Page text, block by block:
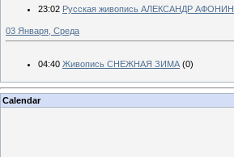
23:02 Русская живопись АЛЕКСАНДР АФОНИН
03 Января, Среда
04:40 Живопись СНЕЖНАЯ ЗИМА (0)
Calendar